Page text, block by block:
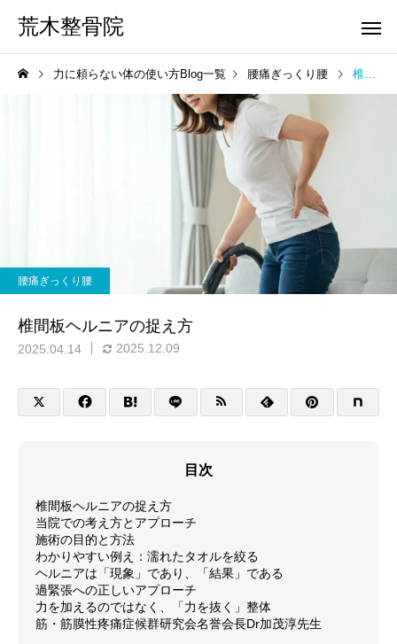
荒木整骨院
力に頼らない体の使い方Blog一覧 腰痛ぎっくり腰 椎間板ヘルニアの捉え方
腰痛ぎっくり腰
椎間板ヘルニアの捉え方
2025.04.14 2025.12.09
目次
椎間板ヘルニアの捉え方
当院での考え方とアプローチ
施術の目的と方法
わかりやすい例え：濡れたタオルを絞る
ヘルニアは「現象」であり、「結果」である
過緊張への正しいアプローチ
力を加えるのではなく、「力を抜く」整体
筋・筋膜性疼痛症候群研究会名誉会長Dr加茂淳先生